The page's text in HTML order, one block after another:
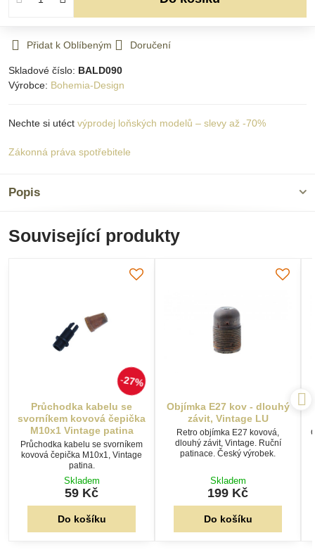
Přidat k Oblíbeným Doručení
Skladové číslo: BALD090
Výrobce: Bohemia-Design
Nechte si utéct výprodej loňských modelů – slevy až -70%
Zákonná práva spotřebitele
Popis
Související produkty
27%
Průchodka kabelu se
svorníkem kovová čepička
M10x1 Vintage patina
Průchodka kabelu se svorníkem
kovová čepička M10x1, Vintage
patina.
Skladem
59 Kč
Do košíku
Objímka E27 kov - dlouhý
závit, Vintage LU
Retro objímka E27 kovová,
dlouhý závit, Vintage. Ruční
patinace. Český výrobek.
Skladem
199 Kč
Do košíku